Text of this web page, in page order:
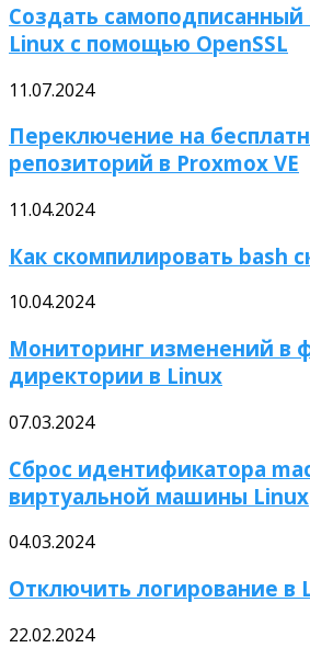
Создать самоподписанный
Linux с помощью OpenSSL
11.07.2024
Переключение на
репозиторий в Proxmox VE
11.04.2024
Как скомпилировать bash
10.04.2024
Мониторинг изменений в
директории в Linux
07.03.2024
Сброс идентификатора
виртуальной машины Linux
04.03.2024
Отключить логирование в
22.02.2024